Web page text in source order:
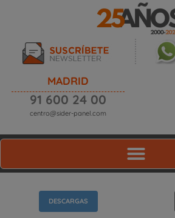
MADRID
91 600 24 00
centro@sider-panel.com
DESCARGAS